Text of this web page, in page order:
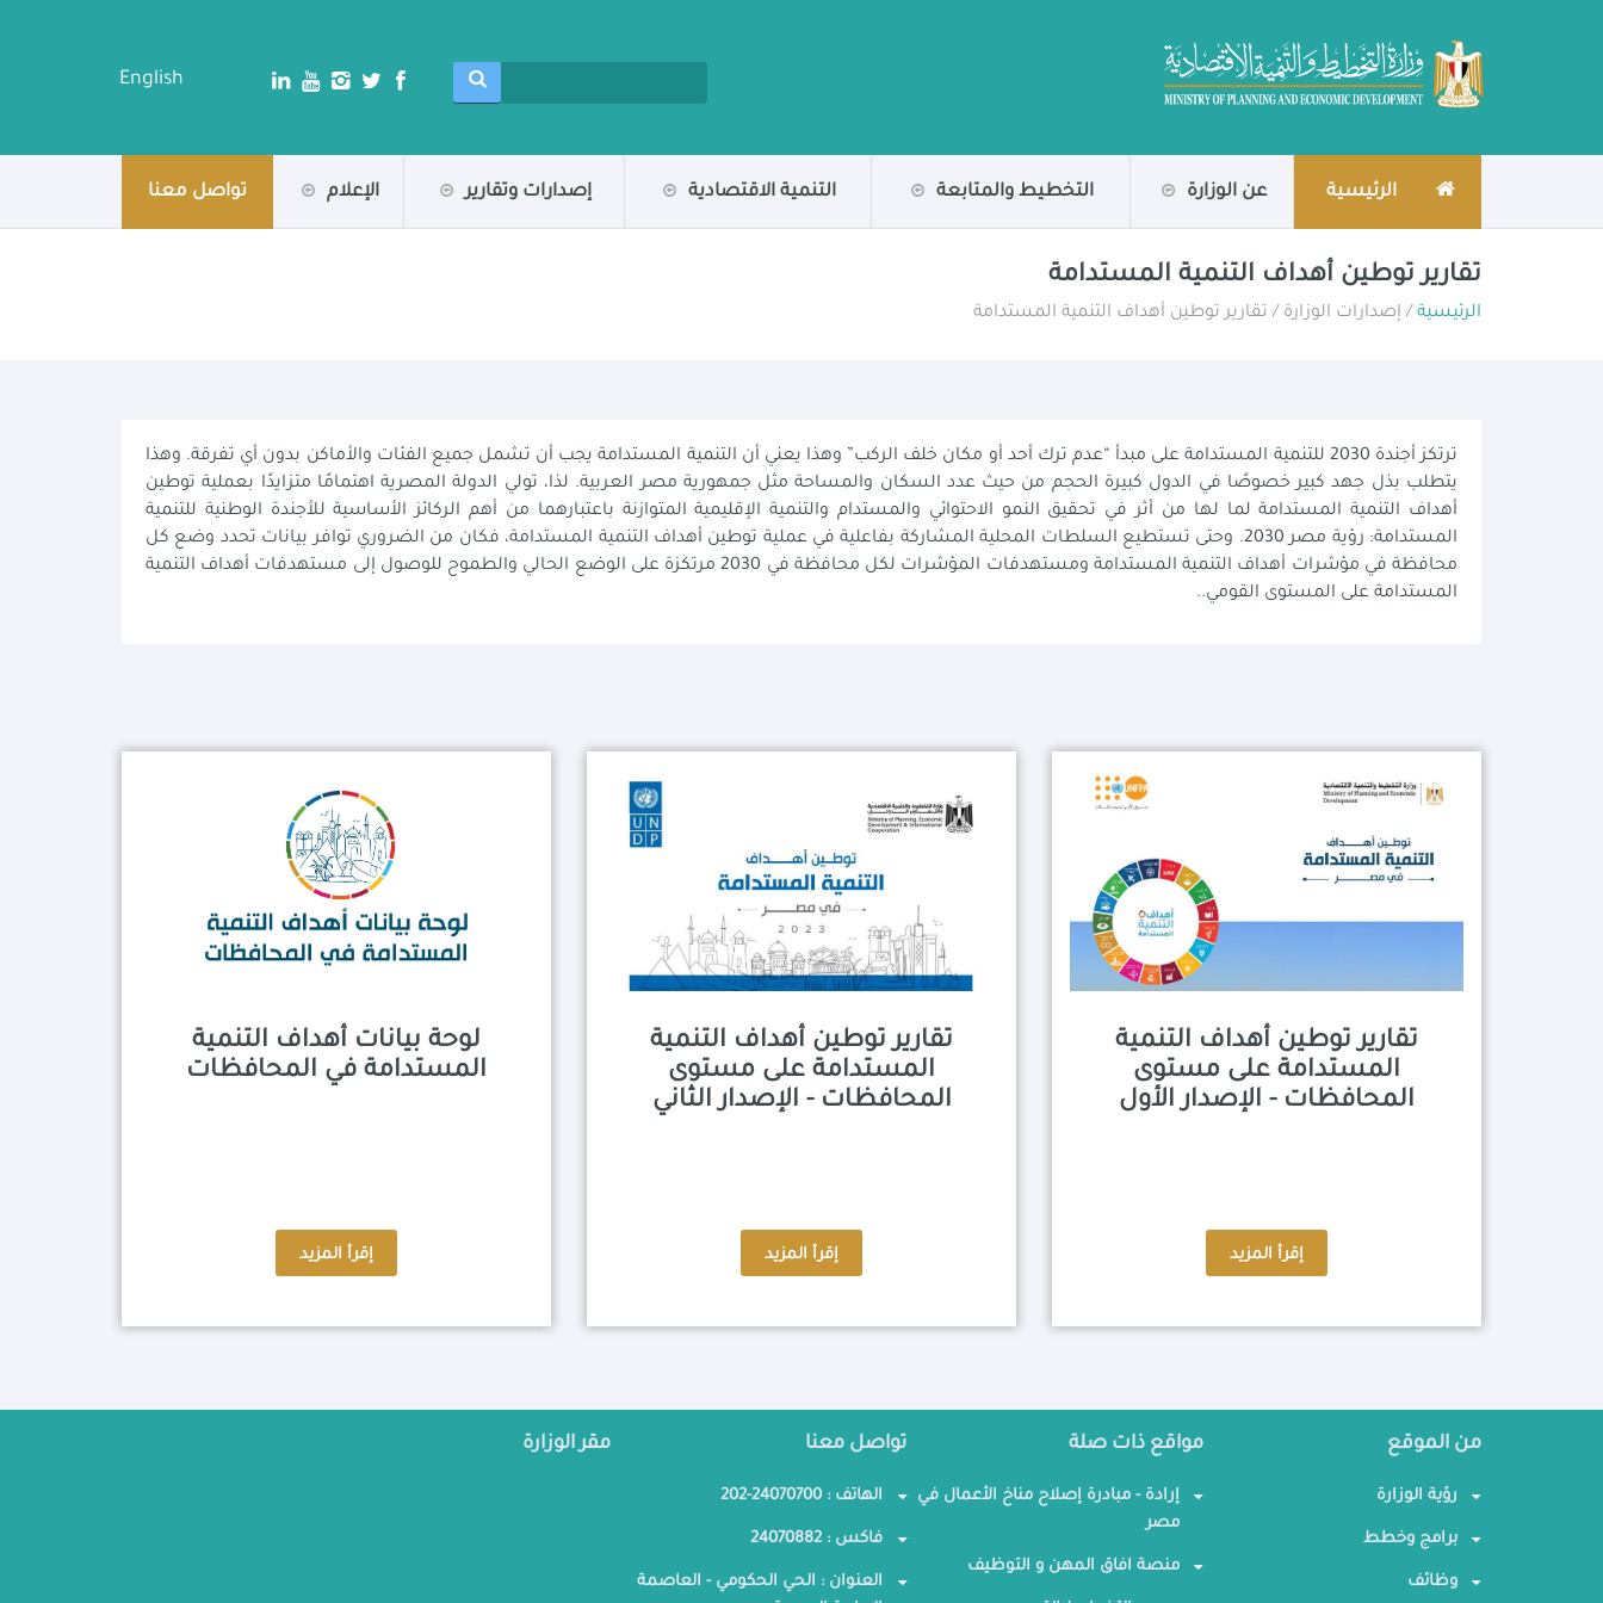
English
الرئيسية عن الوزارة التخطيط والمتابعة التنمية الاقتصادية إصدارات وتقارير الإعلام تواصل معنا
تقارير توطين أهداف التنمية المستدامة
الرئيسية / إصدارات الوزارة / تقارير توطين أهداف التنمية المستدامة
ترتكز أجندة 2030 للتنمية المستدامة على مبدأ “عدم ترك أحد أو مكان خلف الركب” وهذا يعني أن التنمية المستدامة يجب أن تشمل جميع الفئات والأماكن بدون أي تفرقة. وهذا
يتطلب بذل جهد كبير خصوصًا في الدول كبيرة الحجم من حيث عدد السكان والمساحة مثل جمهورية مصر العربية. لذا، تولي الدولة المصرية اهتمامًا متزايدًا بعملية توطين
أهداف التنمية المستدامة لما لها من أثر في تحقيق النمو الاحتوائي والمستدام والتنمية الإقليمية المتوازنة باعتبارهما من أهم الركائز الأساسية للأجندة الوطنية للتنمية
المستدامة: رؤية مصر 2030. وحتى تستطيع السلطات المحلية المشاركة بفاعلية في عملية توطين أهداف التنمية المستدامة، فكان من الضروري توافر بيانات تحدد وضع كل
محافظة في مؤشرات أهداف التنمية المستدامة ومستهدفات المؤشرات لكل محافظة في 2030 مرتكزة على الوضع الحالي والطموح للوصول إلى مستهدفات أهداف التنمية
المستدامة على المستوى القومي..
تقارير توطين أهداف التنمية
المستدامة على مستوى
المحافظات - الإصدار الأول
إقرأ المزيد
تقارير توطين أهداف التنمية
المستدامة على مستوى
المحافظات - الإصدار الثاني
إقرأ المزيد
لوحة بيانات أهداف التنمية
المستدامة في المحافظات
إقرأ المزيد
من الموقع
رؤية الوزارة
برامج وخطط
وظائف
مواقع ذات صلة
إرادة - مبادرة إصلاح مناخ الأعمال في
مصر
منصة افاق المهن و التوظيف
تواصل معنا
الهاتف : 24070700-202
فاكس : 24070882
العنوان : الحي الحكومي - العاصمة
مقر الوزارة